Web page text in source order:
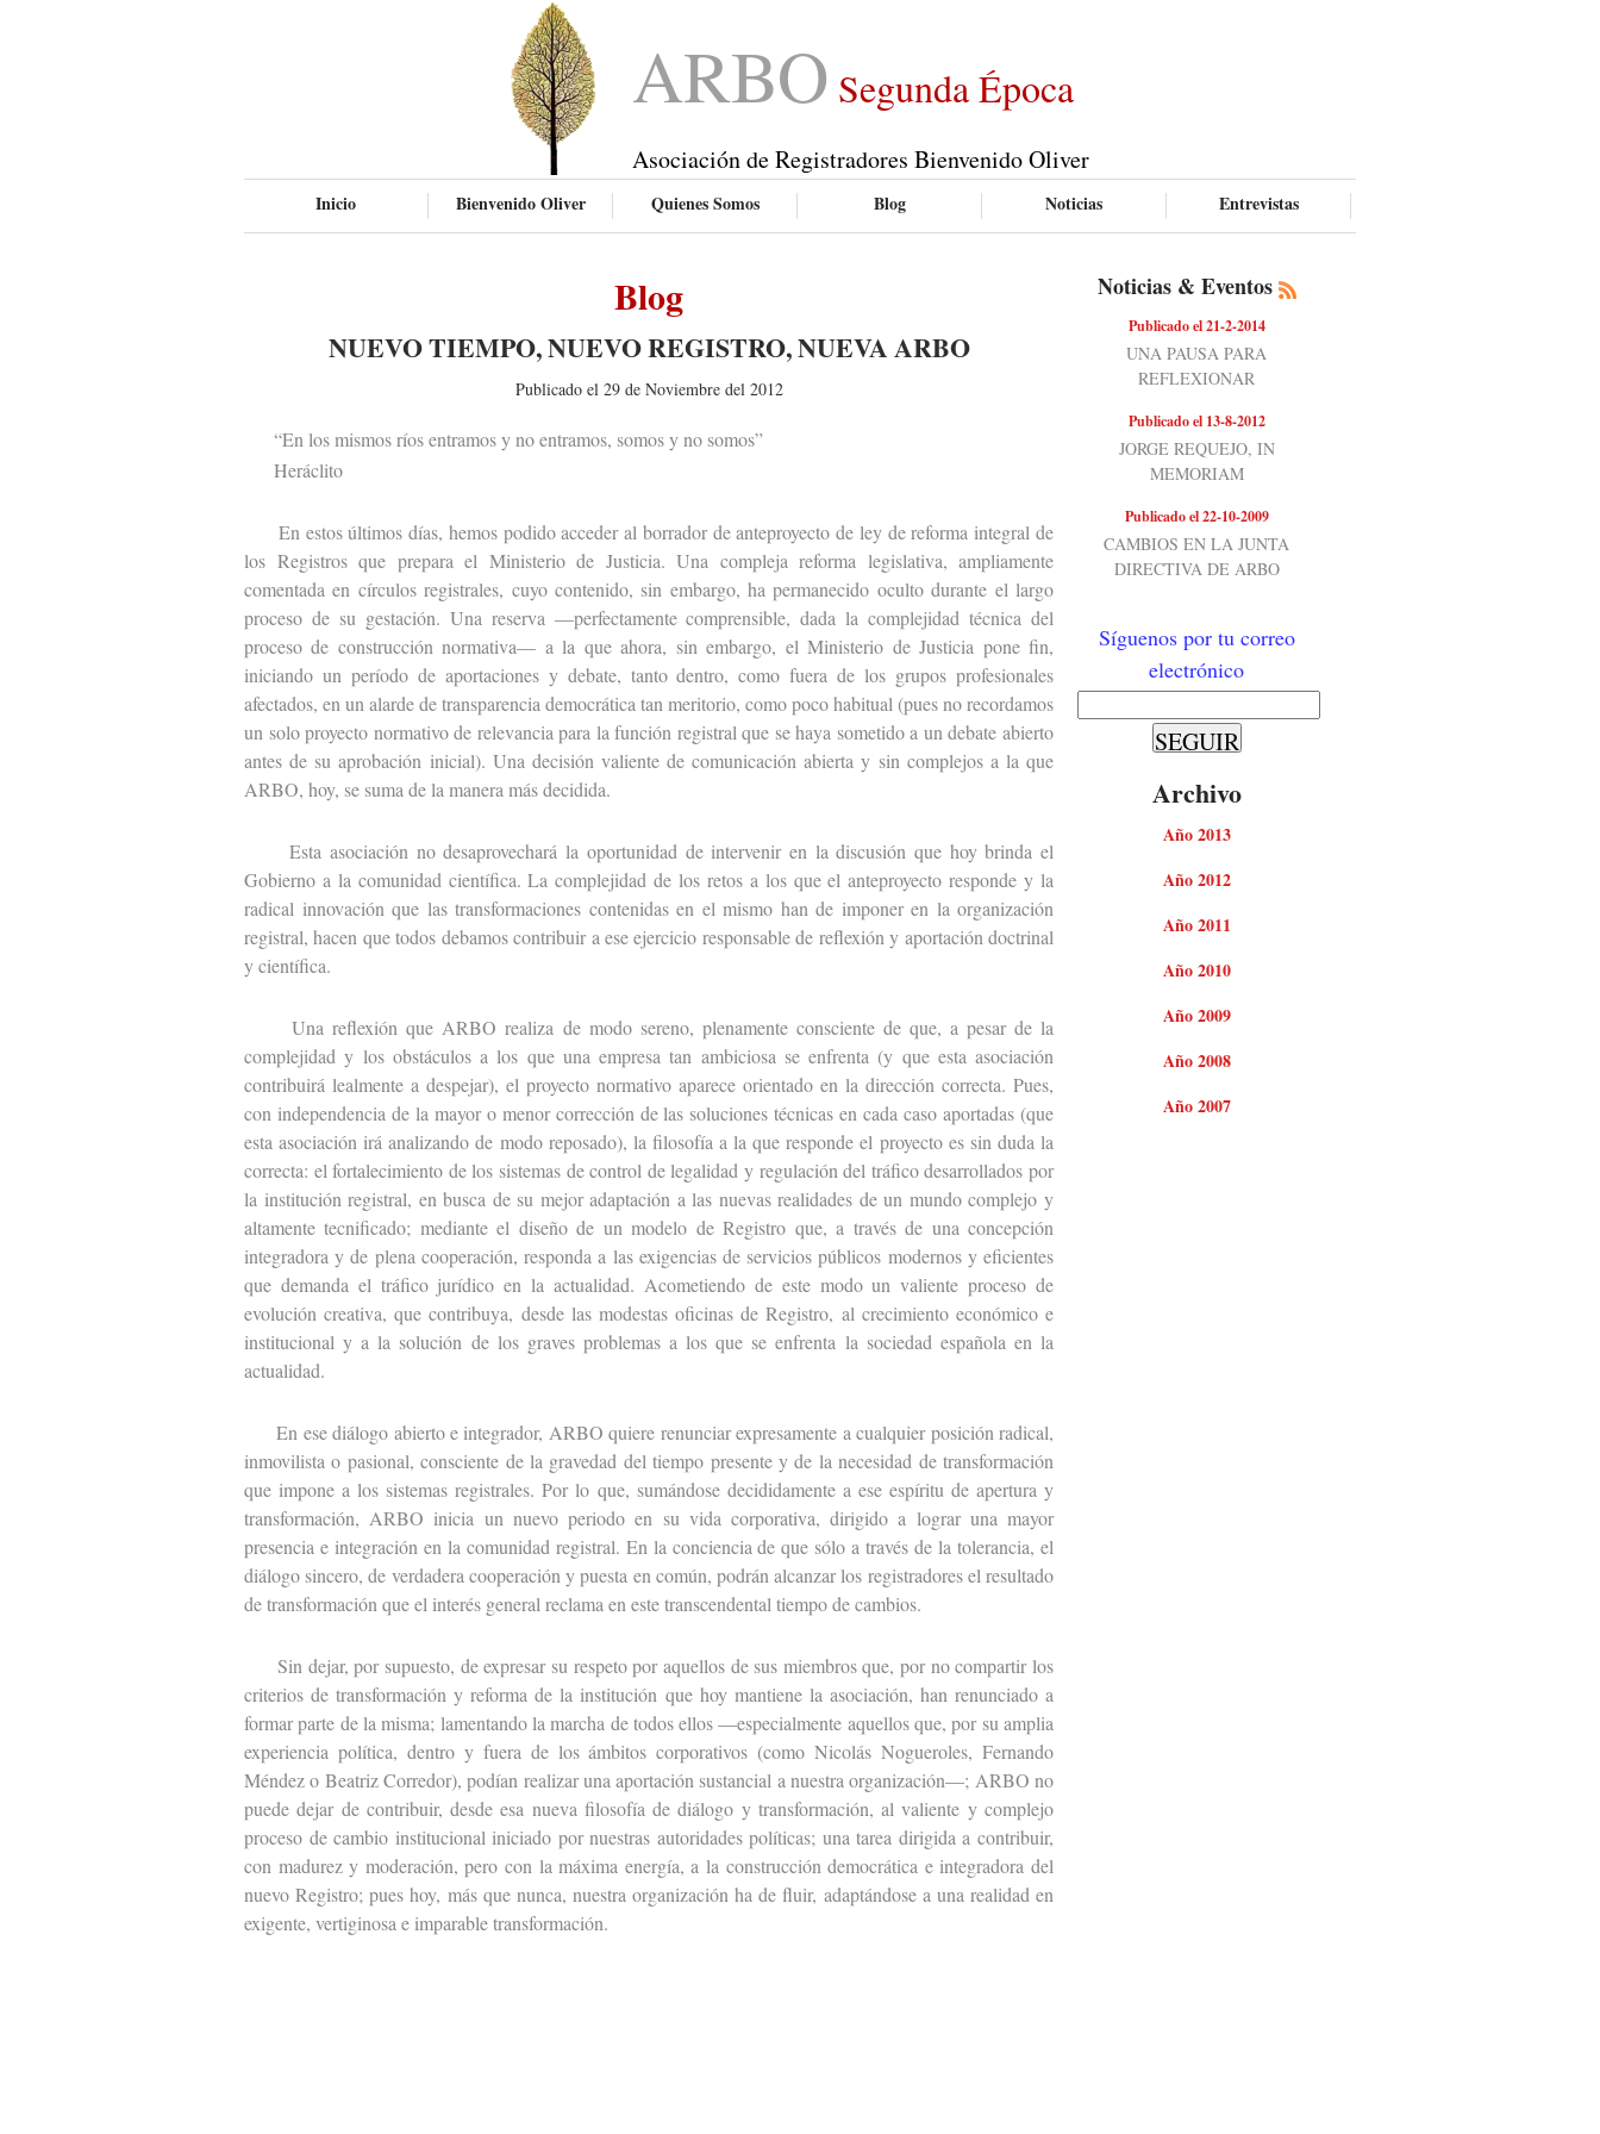
ARBO Segunda Época
Asociación de Registradores Bienvenido Oliver
Inicio Bienvenido Oliver Quienes Somos Blog Noticias Entrevistas
Blog
NUEVO TIEMPO, NUEVO REGISTRO, NUEVA ARBO
Publicado el 29 de Noviembre del 2012
“En los mismos ríos entramos y no entramos, somos y no somos”
Heráclito
En estos últimos días, hemos podido acceder al borrador de anteproyecto de ley de reforma integral de
los Registros que prepara el Ministerio de Justicia. Una compleja reforma legislativa, ampliamente
comentada en círculos registrales, cuyo contenido, sin embargo, ha permanecido oculto durante el largo
proceso de su gestación. Una reserva —perfectamente comprensible, dada la complejidad técnica del
proceso de construcción normativa— a la que ahora, sin embargo, el Ministerio de Justicia pone fin,
iniciando un período de aportaciones y debate, tanto dentro, como fuera de los grupos profesionales
afectados, en un alarde de transparencia democrática tan meritorio, como poco habitual (pues no recordamos
un solo proyecto normativo de relevancia para la función registral que se haya sometido a un debate abierto
antes de su aprobación inicial). Una decisión valiente de comunicación abierta y sin complejos a la que
ARBO, hoy, se suma de la manera más decidida.
Esta asociación no desaprovechará la oportunidad de intervenir en la discusión que hoy brinda el
Gobierno a la comunidad científica. La complejidad de los retos a los que el anteproyecto responde y la
radical innovación que las transformaciones contenidas en el mismo han de imponer en la organización
registral, hacen que todos debamos contribuir a ese ejercicio responsable de reflexión y aportación doctrinal
y científica.
Una reflexión que ARBO realiza de modo sereno, plenamente consciente de que, a pesar de la
complejidad y los obstáculos a los que una empresa tan ambiciosa se enfrenta (y que esta asociación
contribuirá lealmente a despejar), el proyecto normativo aparece orientado en la dirección correcta. Pues,
con independencia de la mayor o menor corrección de las soluciones técnicas en cada caso aportadas (que
esta asociación irá analizando de modo reposado), la filosofía a la que responde el proyecto es sin duda la
correcta: el fortalecimiento de los sistemas de control de legalidad y regulación del tráfico desarrollados por
la institución registral, en busca de su mejor adaptación a las nuevas realidades de un mundo complejo y
altamente tecnificado; mediante el diseño de un modelo de Registro que, a través de una concepción
integradora y de plena cooperación, responda a las exigencias de servicios públicos modernos y eficientes
que demanda el tráfico jurídico en la actualidad. Acometiendo de este modo un valiente proceso de
evolución creativa, que contribuya, desde las modestas oficinas de Registro, al crecimiento económico e
institucional y a la solución de los graves problemas a los que se enfrenta la sociedad española en la
actualidad.
En ese diálogo abierto e integrador, ARBO quiere renunciar expresamente a cualquier posición radical,
inmovilista o pasional, consciente de la gravedad del tiempo presente y de la necesidad de transformación
que impone a los sistemas registrales. Por lo que, sumándose decididamente a ese espíritu de apertura y
transformación, ARBO inicia un nuevo periodo en su vida corporativa, dirigido a lograr una mayor
presencia e integración en la comunidad registral. En la conciencia de que sólo a través de la tolerancia, el
diálogo sincero, de verdadera cooperación y puesta en común, podrán alcanzar los registradores el resultado
de transformación que el interés general reclama en este transcendental tiempo de cambios.
Sin dejar, por supuesto, de expresar su respeto por aquellos de sus miembros que, por no compartir los
criterios de transformación y reforma de la institución que hoy mantiene la asociación, han renunciado a
formar parte de la misma; lamentando la marcha de todos ellos —especialmente aquellos que, por su amplia
experiencia política, dentro y fuera de los ámbitos corporativos (como Nicolás Nogueroles, Fernando
Méndez o Beatriz Corredor), podían realizar una aportación sustancial a nuestra organización—; ARBO no
puede dejar de contribuir, desde esa nueva filosofía de diálogo y transformación, al valiente y complejo
proceso de cambio institucional iniciado por nuestras autoridades políticas; una tarea dirigida a contribuir,
con madurez y moderación, pero con la máxima energía, a la construcción democrática e integradora del
nuevo Registro; pues hoy, más que nunca, nuestra organización ha de fluir, adaptándose a una realidad en
exigente, vertiginosa e imparable transformación.
Noticias & Eventos
Publicado el 21-2-2014
UNA PAUSA PARA
REFLEXIONAR
Publicado el 13-8-2012
JORGE REQUEJO, IN
MEMORIAM
Publicado el 22-10-2009
CAMBIOS EN LA JUNTA
DIRECTIVA DE ARBO
Síguenos por tu correo
electrónico
Archivo
Año 2013
Año 2012
Año 2011
Año 2010
Año 2009
Año 2008
Año 2007